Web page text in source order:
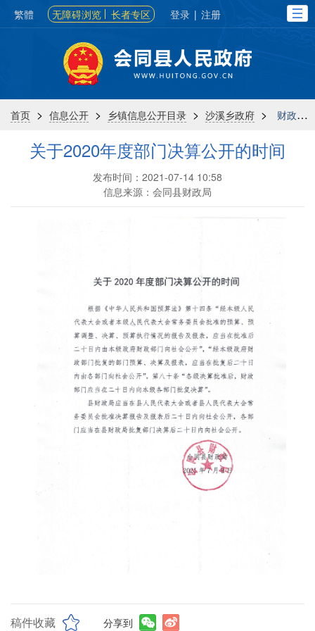
繁體 无障碍浏览 长者专区 登录 | 注册
首页 > 信息公开 > 乡镇信息公开目录 > 沙溪乡政府 > 财政信息
关于2020年度部门决算公开的时间
发布时间：2021-07-14 10:58
信息来源：会同县财政局
稿件收藏 分享到